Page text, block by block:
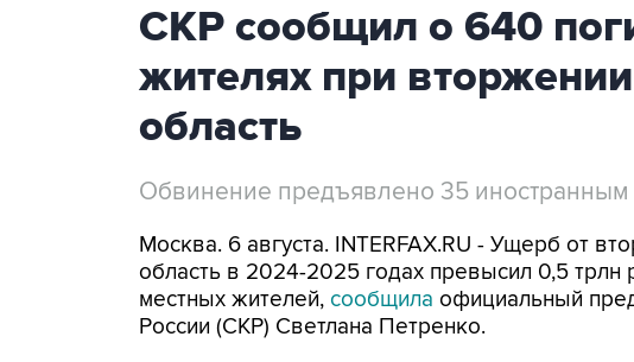
СКР сообщил о 640
жителях при
область
Обвинение предъявлено 35
Москва. 6 августа. INTERFAX.RU - Ущерб от
область в 2024-2025 годах превысил 0,5 трлн
местных жителей, сообщила официальный
России (СКР) Светлана Петренко.